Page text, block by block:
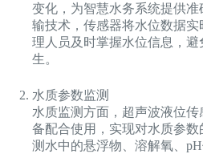
变化，为智慧水务系统提供
输技术，传感器将水位数据
理人员及时掌握水位信息，
生。
水质参数监测
水质监测方面，超声波液位
备配合使用，实现对水质参
测水中的悬浮物、溶解氧、